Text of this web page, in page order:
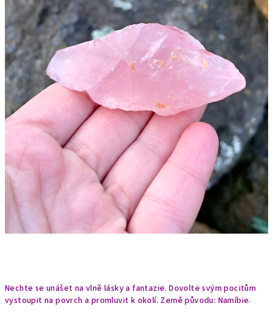
Nechte se unášet na vlně lásky a fantazie. Dovolte svým pocitům
vystoupit na povrch a promluvit k okolí. Země původu: Namíbie.